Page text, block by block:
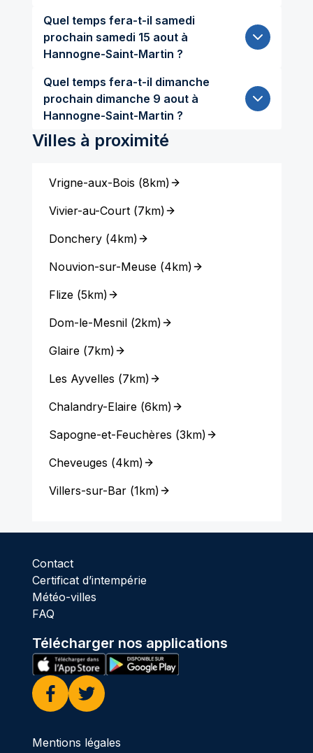
Quel temps fera-t-il samedi
prochain samedi 15 aout à
Hannogne-Saint-Martin ?
Quel temps fera-t-il dimanche
prochain dimanche 9 aout à
Hannogne-Saint-Martin ?
Villes à proximité
Vrigne-aux-Bois (8km)
Vivier-au-Court(7km)
Donchery(4km)
Nouvion-sur-Meuse(4km)
Flize(5km)
Dom-le-Mesnil(2km)
Glaire(7km)
Les Ayvelles (7km)
Chalandry-Elaire(6km)
Sapogne-et-Feuchères (3km)
Cheveuges (4km)
Villers-sur-Bar(1km)
Contact
Certificat d’intempérie
Météo-villes
FAQ
Télécharger nos applications
Facebook
Twitter
Mentions légales